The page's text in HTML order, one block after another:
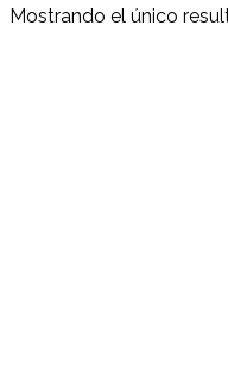
Mostrando el único